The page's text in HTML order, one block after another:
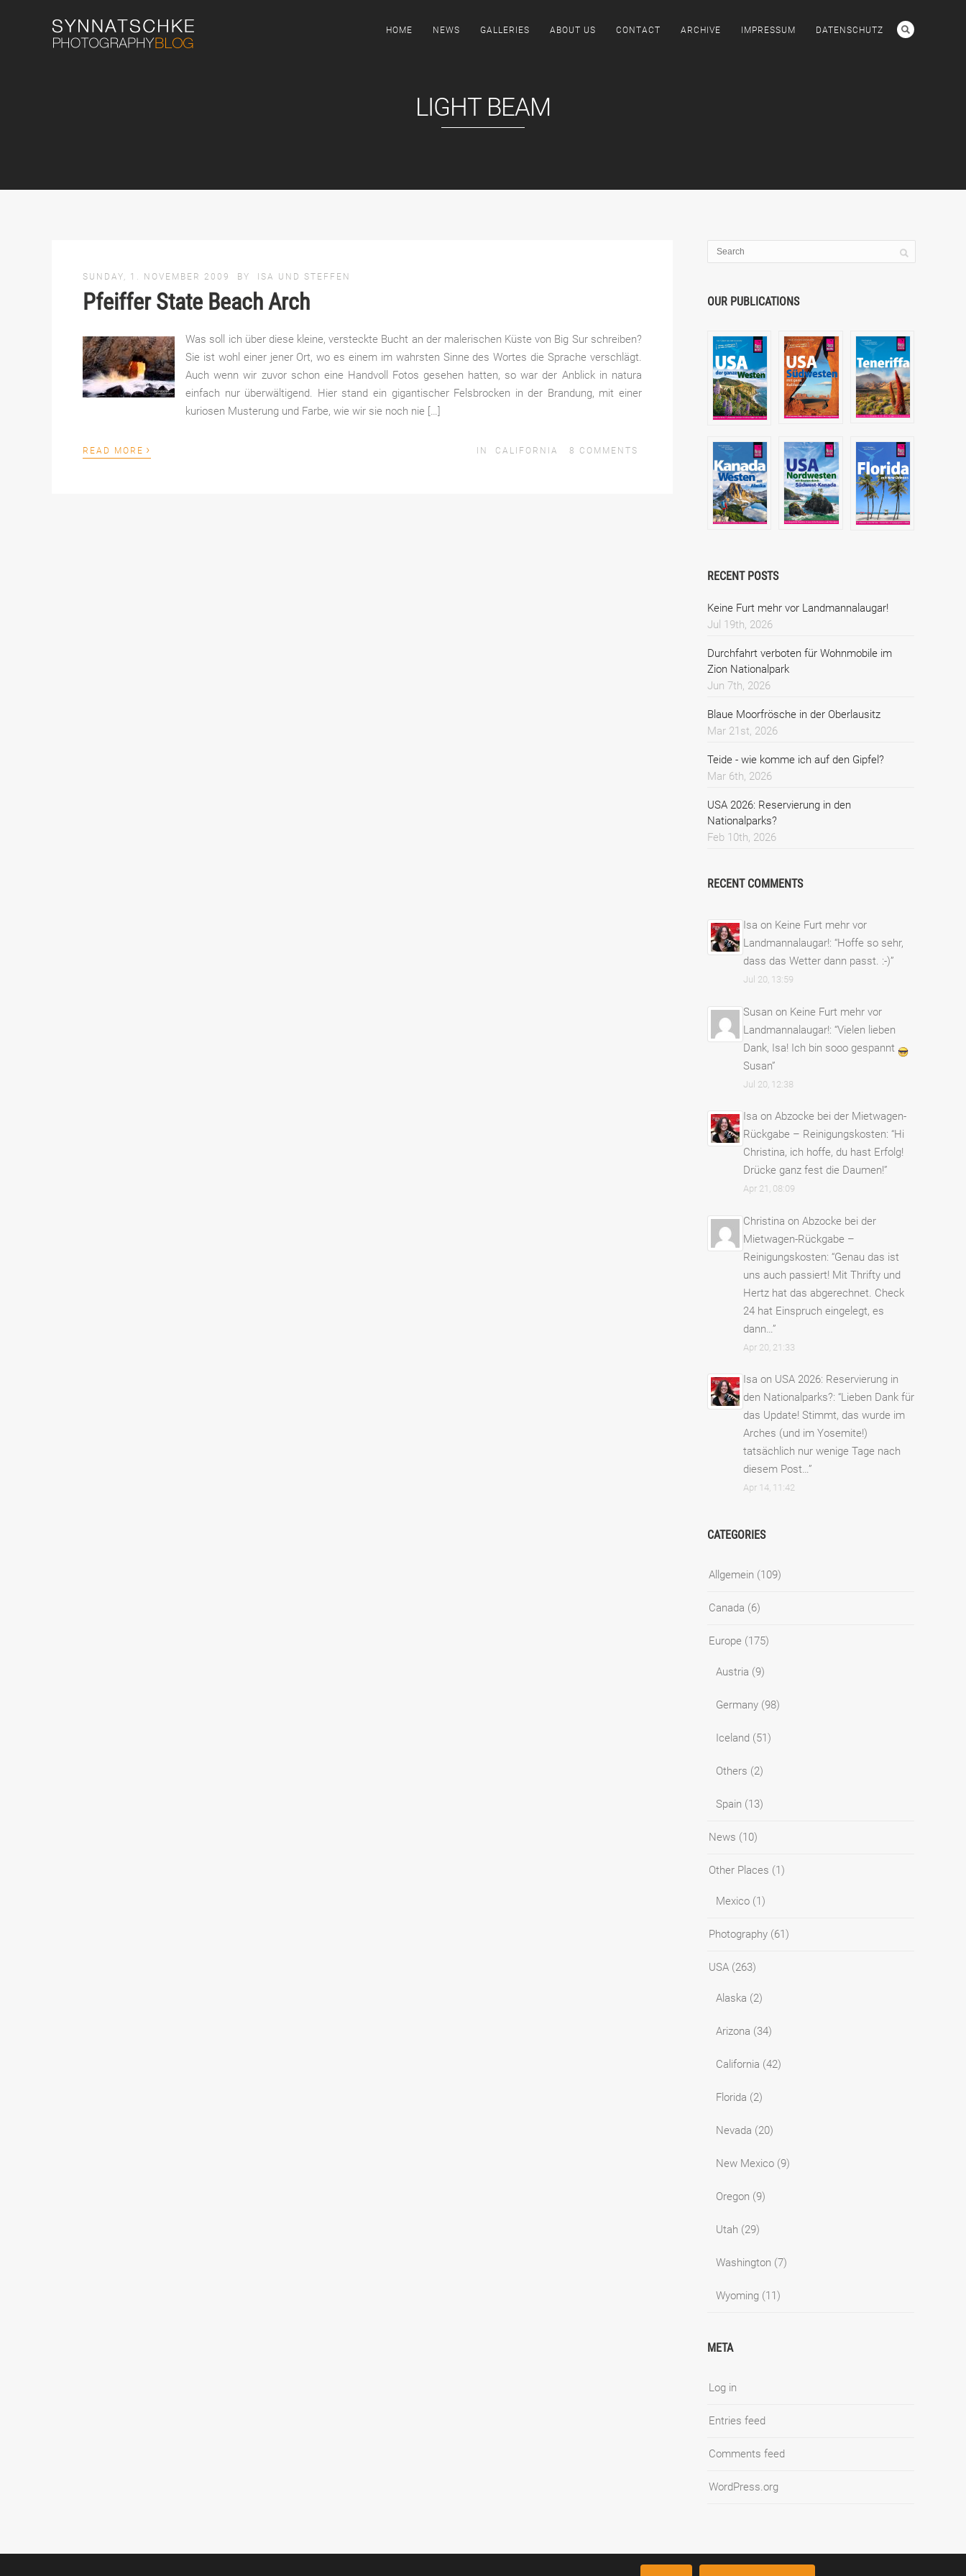
HOME NEWS GALLERIES ABOUT US CONTACT ARCHIVE IMPRESSUM DATENSCHUTZ
LIGHT BEAM
SUNDAY, 1. NOVEMBER 2009 BY ISA UND STEFFEN
Pfeiffer State Beach Arch
Was soll ich über diese kleine, versteckte Bucht an der malerischen Küste von Big Sur schreiben?
Sie ist wohl einer jener Ort, wo es einem im wahrsten Sinne des Wortes die Sprache verschlägt.
Auch wenn wir zuvor schon eine Handvoll Fotos gesehen hatten, so war der Anblick in natura
einfach nur überwältigend. Hier stand ein gigantischer Felsbrocken in der Brandung, mit einer
kuriosen Musterung und Farbe, wie wir sie noch nie […]
READ MORE › IN CALIFORNIA 8 COMMENTS
OUR PUBLICATIONS
RECENT POSTS
Keine Furt mehr vor Landmannalaugar!
Jul 19th, 2026
Durchfahrt verboten für Wohnmobile im
Zion Nationalpark
Jun 7th, 2026
Blaue Moorfrösche in der Oberlausitz
Mar 21st, 2026
Teide - wie komme ich auf den Gipfel?
Mar 6th, 2026
USA 2026: Reservierung in den
Nationalparks?
Feb 10th, 2026
RECENT COMMENTS
Isa on Keine Furt mehr vor
Landmannalaugar!: “Hoffe so sehr,
dass das Wetter dann passt. :-)”
Jul 20, 13:59
Susan on Keine Furt mehr vor
Landmannalaugar!: “Vielen lieben
Dank, Isa! Ich bin sooo gespannt
Susan”
Jul 20, 12:38
Isa on Abzocke bei der Mietwagen-
Rückgabe – Reinigungskosten: “Hi
Christina, ich hoffe, du hast Erfolg!
Drücke ganz fest die Daumen!”
Apr 21, 08:09
Christina on Abzocke bei der
Mietwagen-Rückgabe –
Reinigungskosten: “Genau das ist
uns auch passiert! Mit Thrifty und
Hertz hat das abgerechnet. Check
24 hat Einspruch eingelegt, es
dann… ”
Apr 20, 21:33
Isa on USA 2026: Reservierung in
den Nationalparks?: “Lieben Dank für
das Update! Stimmt, das wurde im
Arches (und im Yosemite!)
tatsächlich nur wenige Tage nach
diesem Post…”
Apr 14, 11:42
CATEGORIES
Allgemein (109)
Canada (6)
Europe (175)
Austria (9)
Germany (98)
Iceland (51)
Others (2)
Spain (13)
News (10)
Other Places (1)
Mexico (1)
Photography (61)
USA (263)
Alaska (2)
Arizona (34)
California (42)
Florida (2)
Nevada (20)
New Mexico (9)
Oregon (9)
Utah (29)
Washington (7)
Wyoming (11)
META
Log in
Entries feed
Comments feed
WordPress.org